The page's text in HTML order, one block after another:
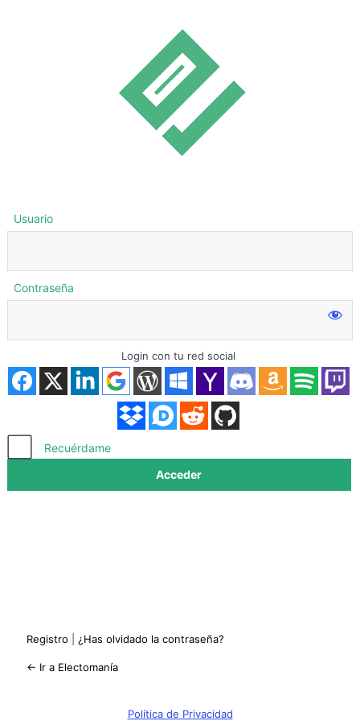
Acceder
Usuario
Contraseña
Login con tu red social
Recuérdame
Registro ¿Has olvidado la contraseña?
← Ir a Electomanía
Política de Privacidad